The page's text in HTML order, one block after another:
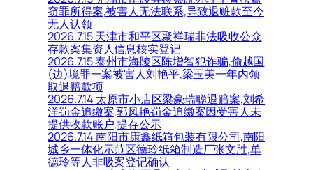
窃罪所得案,被害人无法联系,导致退赃款至今
无人认领
2026.7.15 天津市和平区聚祥瑞非法吸收公众
存款案集资人信息核实登记
2026.7.15 泰州市海陵区陈增智犯诈骗,偷越国
(边)境罪一案被害人刘艳平,梁玉美一年内领
取退赔款项
2026.7.14 太原市小店区梁豪瑞聪退赔案,刘希
洋罚金追缴案,郭凤艳罚金追缴案因受害人未
提供收款账户,提存公示
2026.7.14 南阳市康鑫纸箱包装有限公司,南阳
城乡一体化示范区德玲纸箱制造厂张文胜,单
德玲等人非吸案登记确认